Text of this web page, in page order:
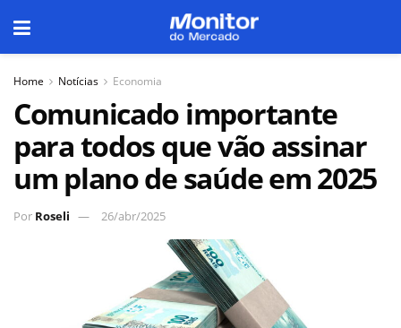
Home Notícias Economia
Comunicado importante
para todos que vão assinar
um plano de saúde em 2025
Por Roseli 26/abr/2025